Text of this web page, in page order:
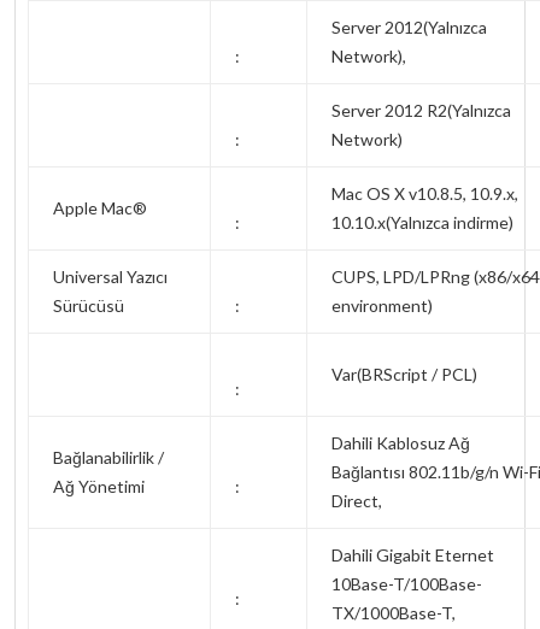
:
Server 2012(Yalnızca
Network),
:
Server 2012 R2(Yalnızca
Network)
Apple Mac®
:
Mac OS X v10.8.5, 10.9.x,
10.10.x(Yalnızca indirme)
Universal Yazıcı
Sürücüsü
:
CUPS, LPD/LPRng (x86/x64
environment)
:
Var(BRScript / PCL)
Bağlanabilirlik /
Ağ Yönetimi
:
Dahili Kablosuz Ağ
Bağlantısı 802.11b/g/n Wi-Fi
Direct,
:
Dahili Gigabit Eternet
10Base-T/100Base-
TX/1000Base-T,